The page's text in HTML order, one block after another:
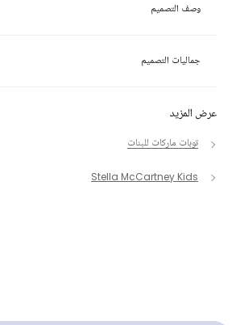
عرض المزيد
توبات ماركات للبنات
Stella McCartney Kids
وصف التصميم
جماليات التصميم